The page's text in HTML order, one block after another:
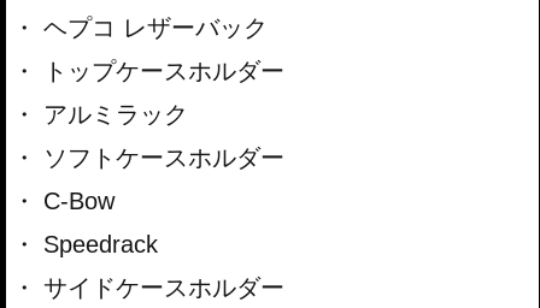
ヘプコ レザーバック
トップケースホルダー
アルミラック
ソフトケースホルダー
C-Bow
Speedrack
サイドケースホルダー